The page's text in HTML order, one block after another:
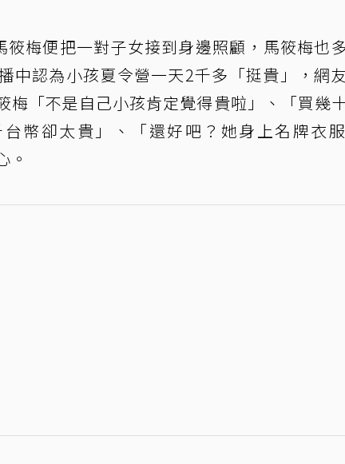
筱梅便把一對子女接到身邊照顧，馬筱梅也
中認為小孩夏令營一天2千多「挺貴」，網
梅「不是自己小孩肯定覺得貴啦」、「買幾
幣卻太貴」、「還好吧？她身上名牌衣
。